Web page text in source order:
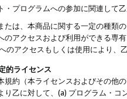
・プログラムへの参加に関連して
たは、本商品に関する一定の種類
のアクセスおよび利用ができる専
のアクセスもしくは使用により
的ライセンス
規約（本ライセンスおよびその他
り乙に対して、(a) プログラム・